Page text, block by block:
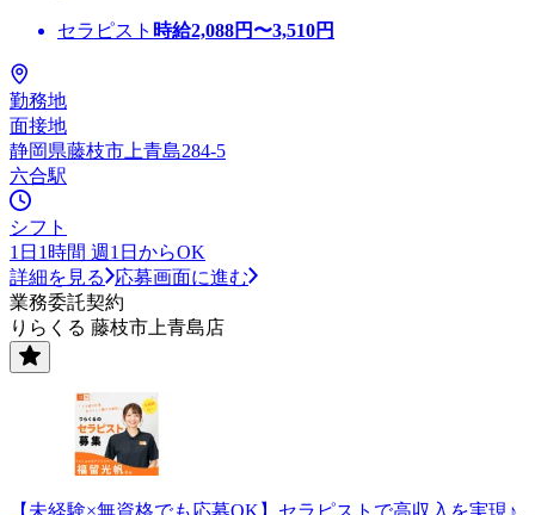
セラピスト 時給2,088円〜3,510円
勤務地
面接地
静岡県藤枝市上青島284-5
六合駅
シフト
1日1時間 週1日からOK
詳細を見る
応募画面に進む
業務委託契約
りらくる 藤枝市上青島店
【未経験×無資格でも応募OK】セラピストで高収入を実現♪